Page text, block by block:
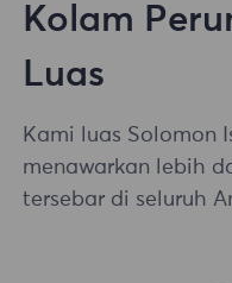
Kolam
Luas
Kami luas Solomon
menawarkan lebih
tersebar di seluruh